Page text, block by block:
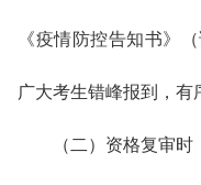
《疫情防控告知书》
广大考生错峰报到，有
（二）资格复审